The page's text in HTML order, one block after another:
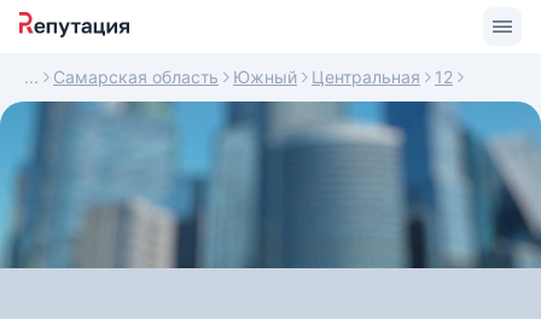
Самарская область Южный Центральная 12